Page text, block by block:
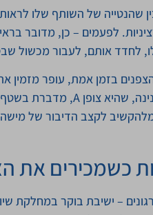
שהנטייה של השותף שלו
לפעמים – כן, מדובר
לחדד אותם, לעבור מכשול
בזמן אמת, עופר מזמין
לקצב הדיבור של
כשמכירים את
– ישיבת בוקר במחלקת